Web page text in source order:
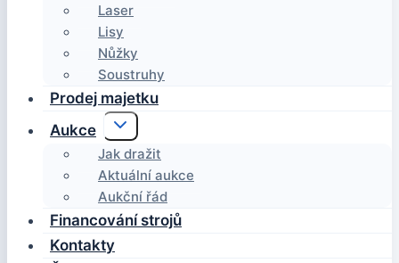
Laser
Lisy
Nůžky
Soustruhy
Prodej majetku
Aukce
Toggle
menu
Jak dražit
Aktuální aukce
Aukční řád
Financování strojů
Kontakty